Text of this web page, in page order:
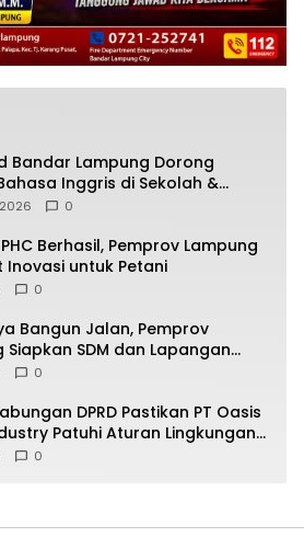
Bandar Lampung Dorong
Inggris di Sekolah &
Berprestasi
0
Berhasil, Pemprov Lampung
Inovasi untuk Petani
0
Bangun Jalan, Pemprov
Siapkan SDM dan Lapangan
Jabung
0
DPRD Pastikan PT Oasis
Patuhi Aturan Lingkungan
0